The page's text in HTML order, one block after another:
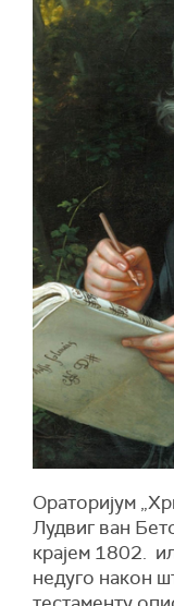
Ораторијум
Лудвиг ван
крајем 1802.
недуго након